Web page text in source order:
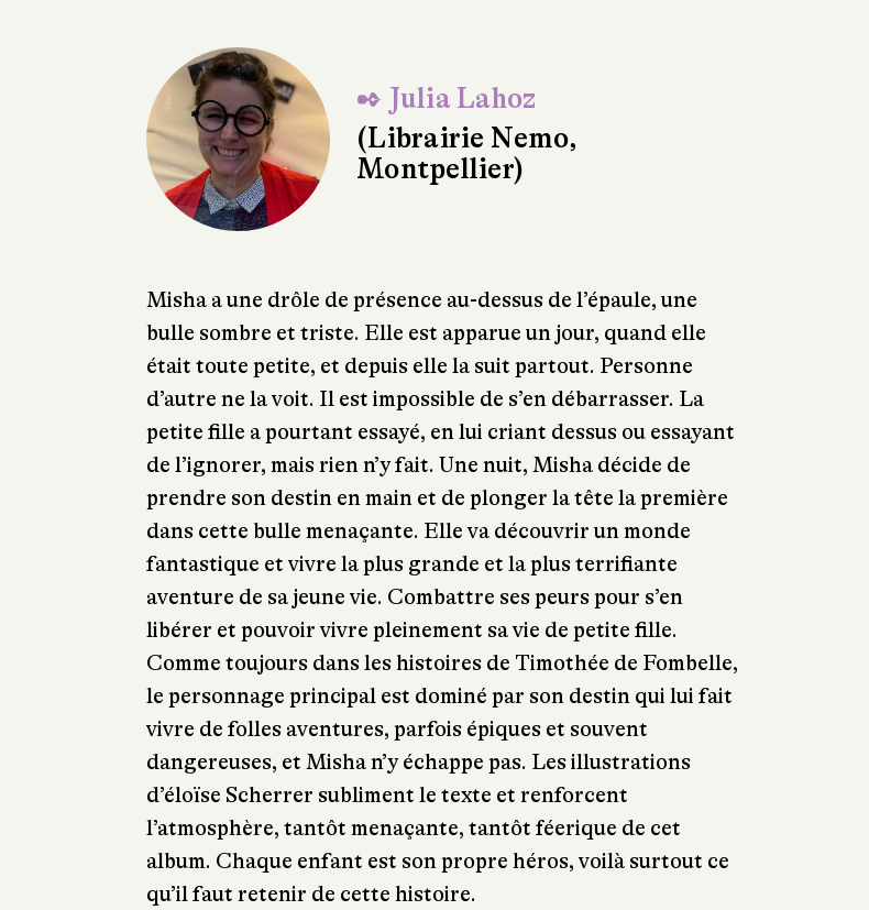
✒ Julia Lahoz
(Librairie Nemo,
Montpellier)
Misha a une drôle de présence au-dessus de l’épaule, une
bulle sombre et triste. Elle est apparue un jour, quand elle
était toute petite, et depuis elle la suit partout. Personne
d’autre ne la voit. Il est impossible de s’en débarrasser. La
petite fille a pourtant essayé, en lui criant dessus ou essayant
de l’ignorer, mais rien n’y fait. Une nuit, Misha décide de
prendre son destin en main et de plonger la tête la première
dans cette bulle menaçante. Elle va découvrir un monde
fantastique et vivre la plus grande et la plus terrifiante
aventure de sa jeune vie. Combattre ses peurs pour s’en
libérer et pouvoir vivre pleinement sa vie de petite fille.
Comme toujours dans les histoires de Timothée de Fombelle,
le personnage principal est dominé par son destin qui lui fait
vivre de folles aventures, parfois épiques et souvent
dangereuses, et Misha n’y échappe pas. Les illustrations
d’éloïse Scherrer subliment le texte et renforcent
l’atmosphère, tantôt menaçante, tantôt féerique de cet
album. Chaque enfant est son propre héros, voilà surtout ce
qu’il faut retenir de cette histoire.